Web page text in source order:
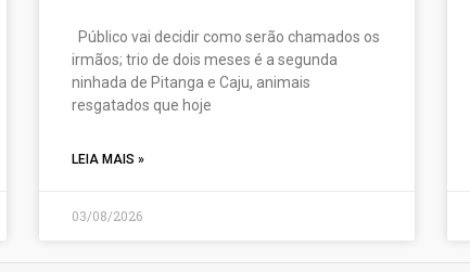
Público vai decidir como serão chamados os
irmãos; trio de dois meses é a segunda
ninhada de Pitanga e Caju, animais
resgatados que hoje
LEIA MAIS »
03/08/2026